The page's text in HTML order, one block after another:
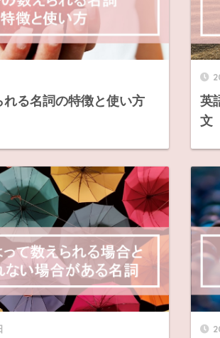
れる名詞の特徴と使い方
英
文